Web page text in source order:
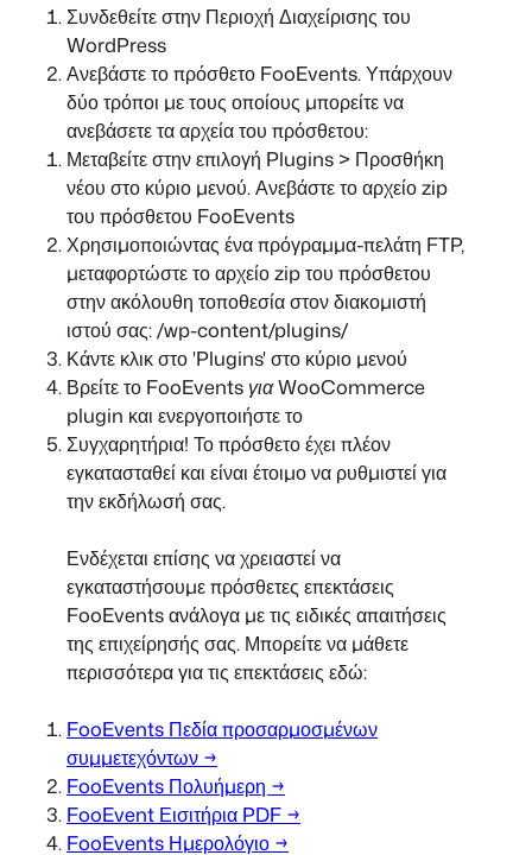
Συνδεθείτε στην Περιοχή Διαχείρισης του
WordPress
Ανεβάστε το πρόσθετο FooEvents. Υπάρχουν
δύο τρόποι με τους οποίους μπορείτε να
ανεβάσετε τα αρχεία του πρόσθετου:
Μεταβείτε στην επιλογή Plugins > Προσθήκη
νέου στο κύριο μενού. Ανεβάστε το αρχείο zip
του πρόσθετου FooEvents
Χρησιμοποιώντας ένα πρόγραμμα-πελάτη FTP,
μεταφορτώστε το αρχείο zip του πρόσθετου
στην ακόλουθη τοποθεσία στον διακομιστή
ιστού σας: /wp-content/plugins/
Κάντε κλικ στο 'Plugins' στο κύριο μενού
Βρείτε το FooEvents για WooCommerce
plugin και ενεργοποιήστε το
Συγχαρητήρια! Το πρόσθετο έχει πλέον
εγκατασταθεί και είναι έτοιμο να ρυθμιστεί για
την εκδήλωσή σας.
Ενδέχεται επίσης να χρειαστεί να
εγκαταστήσουμε πρόσθετες επεκτάσεις
FooEvents ανάλογα με τις ειδικές απαιτήσεις
της επιχείρησής σας. Μπορείτε να μάθετε
περισσότερα για τις επεκτάσεις εδώ:
FooEvents Πεδία προσαρμοσμένων
συμμετεχόντων →
FooEvents Πολυήμερη →
FooEvent Εισιτήρια PDF →
FooEvents Ημερολόγιο →